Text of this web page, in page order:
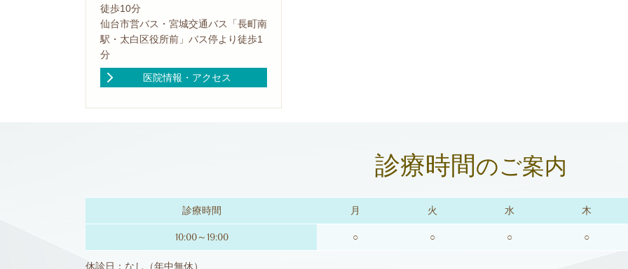
徒歩10分
仙台市営バス・宮城交通バス「長町南
駅・太白区役所前」バス停より徒歩1
分
医院情報・アクセス
診療時間のご案内
診療時間 月 火 水 木
10:00～19:00 ○ ○ ○ ○
休診日：なし（年中無休）